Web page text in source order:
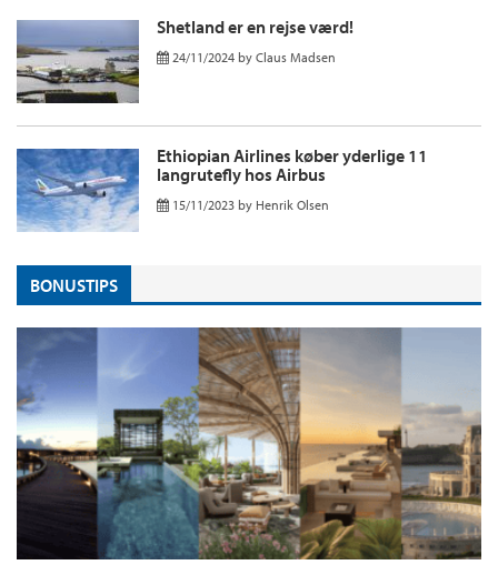
Shetland er en rejse værd!
24/11/2024 by Claus Madsen
Ethiopian Airlines køber yderlige 11
langrutefly hos Airbus
15/11/2023 by Henrik Olsen
BONUSTIPS